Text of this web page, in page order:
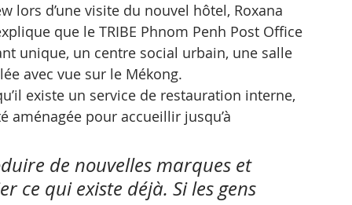
lors d’une visite du nouvel hôtel, Roxana
que le TRIBE Phnom Penh Post Office
unique, un centre social urbain, une salle
avec vue sur le Mékong.
existe un service de restauration interne,
aménagée pour accueillir jusqu’à
de nouvelles marques et
ce qui existe déjà. Si les gens